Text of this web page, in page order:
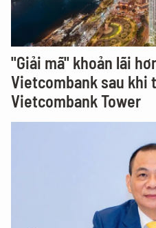
"Giải mã" khoản lãi
Vietcombank sau khi
Vietcombank Tower